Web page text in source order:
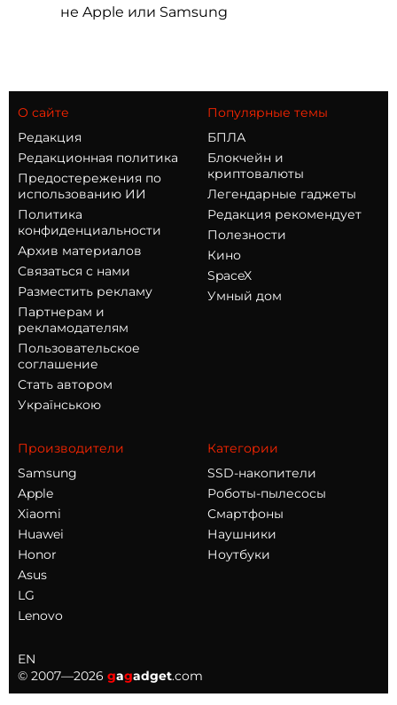
не Apple или Samsung
О сайте
Редакция
Редакционная политика
Предостережения по
использованию ИИ
Политика
конфиденциальности
Архив материалов
Связаться с нами
Разместить рекламу
Партнерам и
рекламодателям
Пользовательское
соглашение
Стать автором
Українською
Популярные темы
БПЛА
Блокчейн и
криптовалюты
Легендарные гаджеты
Редакция рекомендует
Полезности
Кино
SpaceX
Умный дом
Производители
Samsung
Apple
Xiaomi
Huawei
Honor
Asus
LG
Lenovo
Категории
SSD-накопители
Роботы-пылесосы
Смартфоны
Наушники
Ноутбуки
EN
© 2007—2026 gagadget.com